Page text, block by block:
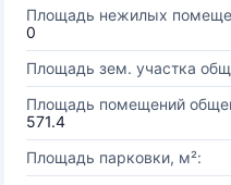
Площадь нежилых
0
Площадь зем. участка
Площадь помещений
571.4
Площадь парковки, м²: